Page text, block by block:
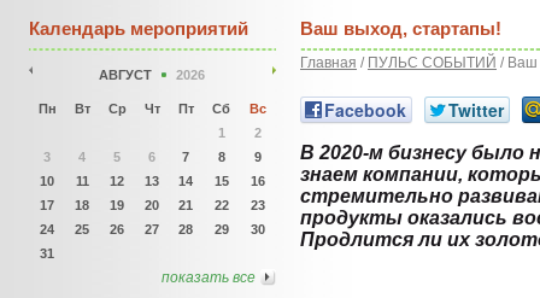
Календарь мероприятий
АВГУСТ 2026
Пн Вт Ср Чт Пт Сб
Вс
1
2
3
4 5 6 7 8
9
10
11 12 13 14 15
16
17
18 19 20 21 22
23
24
25 26 27 28 29
30
31
показать все
Ваш выход, стартапы!
Главная / ПУЛЬС СОБЫТИЙ / Ваш
Facebook Twitter
В 2020-м бизнесу было
знаем компании,
стремительно
продукты оказались
Продлится ли их